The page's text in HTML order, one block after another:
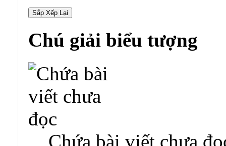
Chú giải biểu tượng
Chứa bài viết chưa